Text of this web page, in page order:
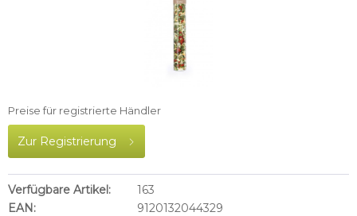
Preise für registrierte Händler
Zur Registrierung
Verfügbare Artikel:
163
EAN:
9120132044329